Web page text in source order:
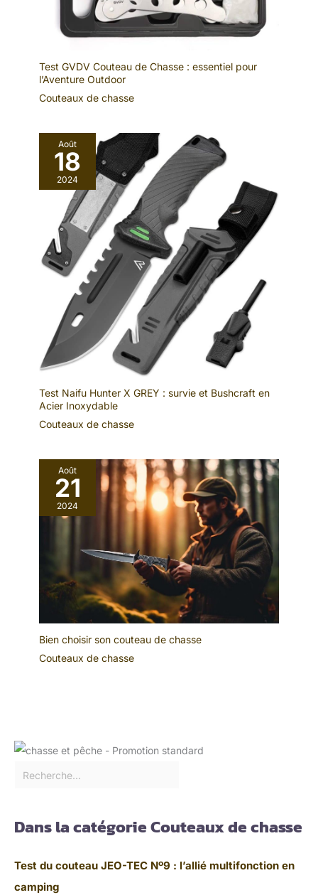
Test GVDV Couteau de Chasse : essentiel pour
l’Aventure Outdoor
Couteaux de chasse
Août
18
2024
Test Naifu Hunter X GREY : survie et Bushcraft en
Acier Inoxydable
Couteaux de chasse
Août
21
2024
Bien choisir son couteau de chasse
Couteaux de chasse
Dans la catégorie Couteaux de chasse
Test du couteau JEO-TEC Nº9 : l’allié multifonction en
camping